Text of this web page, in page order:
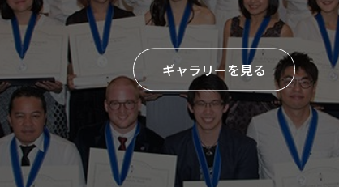
ギャラリーを見る